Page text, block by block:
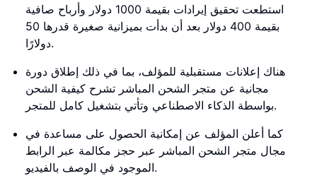
استطعت تحقيق إيرادات بقيمة 1000 دولار وأرباح صافية
بقيمة 400 دولار بعد أن بدأت بميزانية صغيرة قدرها 50
دولارًا.
هناك إعلانات مستقبلية للمؤلف، بما في ذلك إطلاق دورة
مجانية عن متجر الشحن المباشر تشرح كيفية الشحن
بواسطة الذكاء الاصطناعي وتأتي بتشغيل كامل للمتجر.
كما أعلن المؤلف عن إمكانية الحصول على مساعدة في
مجال متجر الشحن المباشر عبر حجز مكالمة عبر الرابط
الموجود في الوصف بالفيديو.